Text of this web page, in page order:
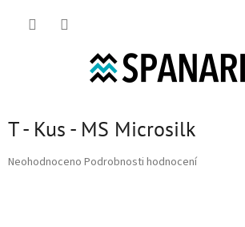
T - Kus - MS Microsilk
Průměrné hodnocení produktu je 0,0 z 5 hvězdiček.
Neohodnoceno Podrobnosti hodnocení